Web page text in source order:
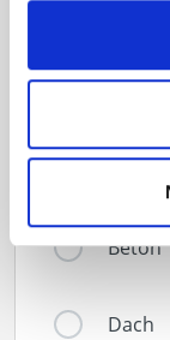
Über
werden?
Beton
Dach